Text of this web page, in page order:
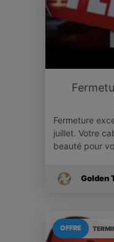
Fermeture
juillet. Votre
beauté pour
Golden
OFFRE